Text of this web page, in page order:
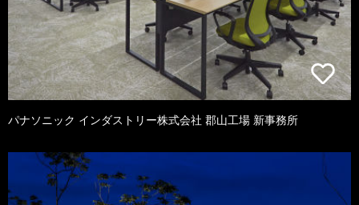
パナソニック インダストリー株式会社 郡山工場 新事務所